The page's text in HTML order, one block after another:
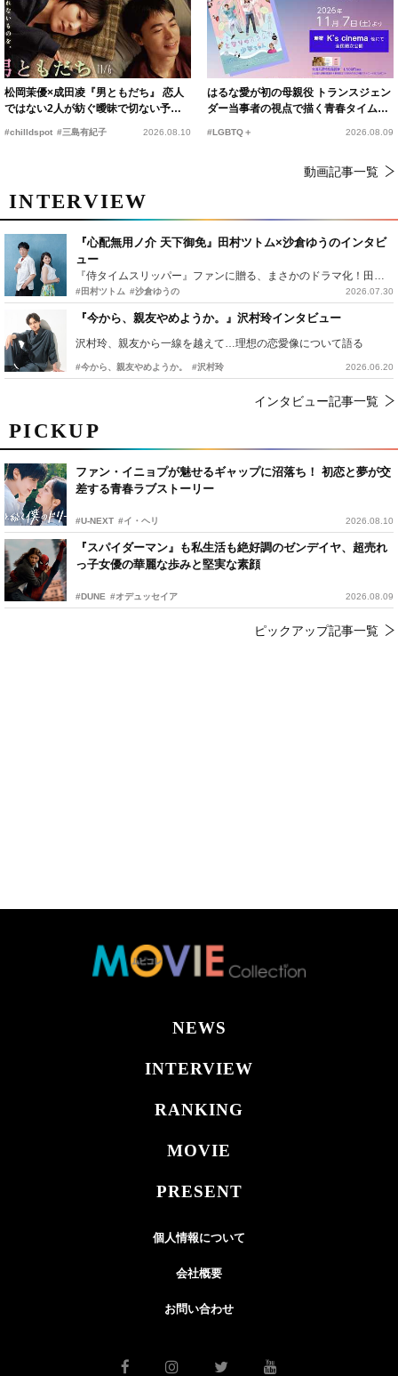
PICKUP
ファン・イニョプが魅せるギャップに沼落ち！ 初恋と夢が交
差する青春ラブストーリー
#U-NEXT #イ・ヘリ 2026.08.10
『スパイダーマン』も私生活も絶好調のゼンデイヤ、超売れ
っ子女優の華麗な歩みと堅実な素顔
#DUNE #オデュッセイア 2026.08.09
ピックアップ記事一覧
松岡茉優×成田凌『男ともだち』 恋人
ではない2人が紡ぐ曖昧で切ない予告
#chilldspot #三島有紀子 2026.08.10
はるな愛が初の母親役 トランスジェン
ダー当事者の視点で描く青春タイムス
#LGBTQ＋ 2026.08.09
動画記事一覧
INTERVIEW
『心配無用ノ介 天下御免』田村ツトム×沙倉ゆうのインタビ
ュー
『侍タイムスリッパー』ファンに贈る、まさかのドラマ化！田村ツトム×沙倉ゆうのが語る『心配無用ノ介』撮影秘話
#田村ツトム #沙倉ゆうの 2026.07.30
『今から、親友やめようか。』沢村玲インタビュー
沢村玲、親友から一線を越えて…理想の恋愛像について語る
#今から、親友やめようか。 #沢村玲 2026.06.20
インタビュー記事一覧
NEWS
INTERVIEW
RANKING
MOVIE
PRESENT
個人情報について
会社概要
お問い合わせ